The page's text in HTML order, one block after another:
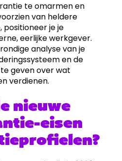
te omarmen en
van heldere
positioneer je je
eerlijke werkgever.
analyse van je
en de
geven over wat
verdienen.
nieuwe
eisen